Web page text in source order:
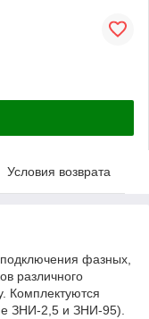
Условия возврата
фазных,
различного
Комплектуются
ЗНИ-2,5 и ЗНИ-95).